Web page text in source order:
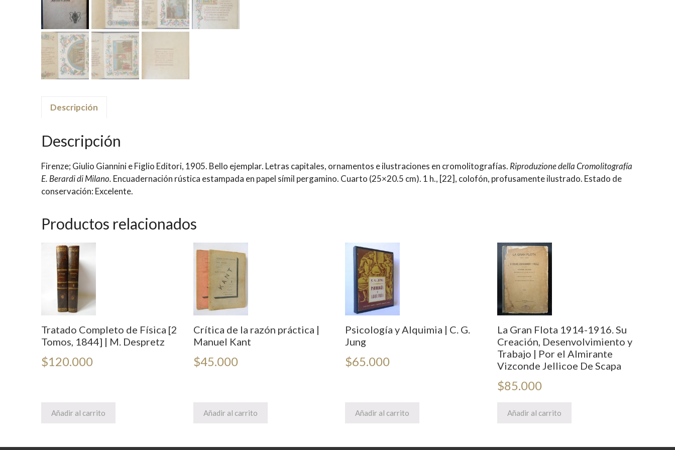
Descripción
Descripción
Firenze; Giulio Giannini e Figlio Editori, 1905. Bello ejemplar. Letras capitales, ornamentos e ilustraciones en cromolitografías. Riproduzione della Cromolitografía
E. Berardi di Milano. Encuadernación rústica estampada en papel símil pergamino. Cuarto (25×20.5 cm). 1 h., [22], colofón, profusamente ilustrado. Estado de
conservación: Excelente.
Productos relacionados
Tratado Completo de Física [2
Tomos, 1844] | M. Despretz
$120.000
Añadir al carrito
Crítica de la razón práctica |
Manuel Kant
$45.000
Añadir al carrito
Psicología y Alquimia | C. G.
Jung
$65.000
Añadir al carrito
La Gran Flota 1914-1916. Su
Creación, Desenvolvimiento y
Trabajo | Por el Almirante
Vizconde Jellicoe De Scapa
$85.000
Añadir al carrito